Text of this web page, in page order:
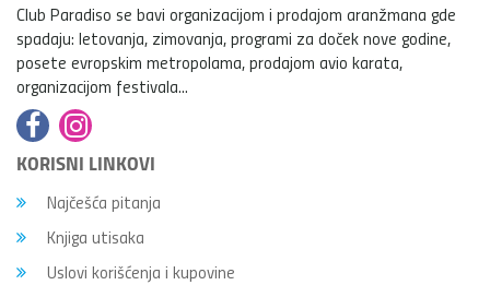
Club Paradiso se bavi organizacijom i prodajom aranžmana gde
spadaju: letovanja, zimovanja, programi za doček nove godine,
posete evropskim metropolama, prodajom avio karata,
organizacijom festivala...
KORISNI LINKOVI
Najčešća pitanja
Knjiga utisaka
Uslovi korišćenja i kupovine